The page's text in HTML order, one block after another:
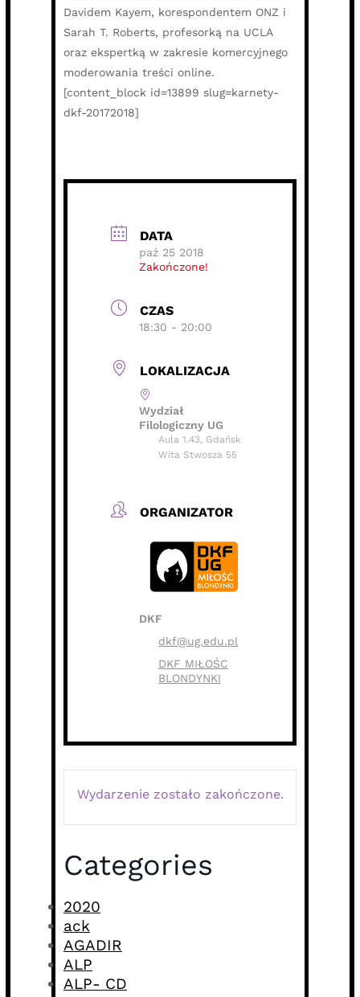
Davidem Kayem, korespondentem ONZ i
Sarah T. Roberts, profesorką na UCLA
oraz ekspertką w zakresie komercyjnego
moderowania treści online.
[content_block id=13899 slug=karnety-
dkf-20172018]
DATA
paź 25 2018
Zakończone!
CZAS
18:30 - 20:00
LOKALIZACJA
Wydział
Filologiczny UG
Aula 1.43, Gdańsk
Wita Stwosza 55
ORGANIZATOR
DKF
dkf@ug.edu.pl
DKF MIŁOŚC
BLONDYNKI
Wydarzenie zostało zakończone.
Categories
2020
ack
AGADIR
ALP
ALP- CD